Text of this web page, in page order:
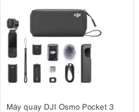
Máy quay DJI Osmo Pocket 3